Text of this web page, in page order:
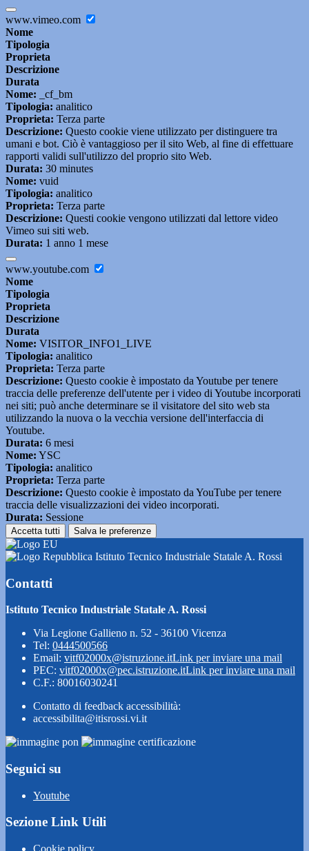
www.vimeo.com
Nome
Tipologia
Proprieta
Descrizione
Durata
Nome: _cf_bm
Tipologia: analitico
Proprieta: Terza parte
Descrizione: Questo cookie viene utilizzato per distinguere tra
umani e bot. Ciò è vantaggioso per il sito Web, al fine di effettuare
rapporti validi sull'utilizzo del proprio sito Web.
Durata: 30 minutes
Nome: vuid
Tipologia: analitico
Proprieta: Terza parte
Descrizione: Questi cookie vengono utilizzati dal lettore video
Vimeo sui siti web.
Durata: 1 anno 1 mese
www.youtube.com
Nome
Tipologia
Proprieta
Descrizione
Durata
Nome: VISITOR_INFO1_LIVE
Tipologia: analitico
Proprieta: Terza parte
Descrizione: Questo cookie è impostato da Youtube per tenere
traccia delle preferenze dell'utente per i video di Youtube incorporati
nei siti; può anche determinare se il visitatore del sito web sta
utilizzando la nuova o la vecchia versione dell'interfaccia di
Youtube.
Durata: 6 mesi
Nome: YSC
Tipologia: analitico
Proprieta: Terza parte
Descrizione: Questo cookie è impostato da YouTube per tenere
traccia delle visualizzazioni dei video incorporati.
Durata: Sessione
Accetta tutti Salva le preferenze
Istituto Tecnico Industriale Statale A. Rossi
Contatti
Istituto Tecnico Industriale Statale A. Rossi
Via Legione Gallieno n. 52 - 36100 Vicenza
Tel: 0444500566
Email: vitf02000x@istruzione.itLink per inviare una mail
PEC: vitf02000x@pec.istruzione.itLink per inviare una mail
C.F.: 80016030241
Contatto di feedback accessibilità:
accessibilita@itisrossi.vi.it
Seguici su
Youtube
Sezione Link Utili